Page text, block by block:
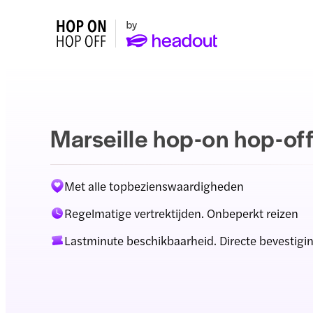
Marseille hop-on hop-
Met alle topbezienswaardigheden
Regelmatige vertrektijden. Onbeperkt reizen
Lastminute beschikbaarheid. Directe